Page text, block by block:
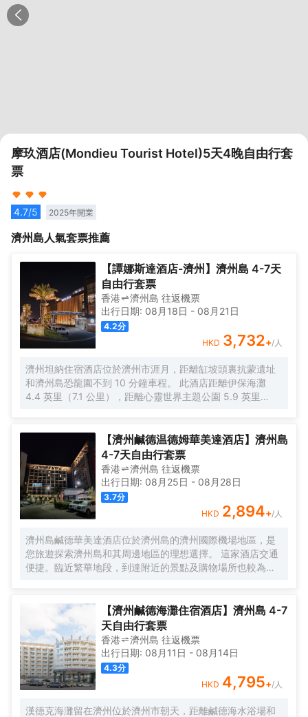
摩玖酒店(Mondieu Tourist Hotel)5天4晚自由行套
票
4.7/5 2025年開業
濟州島人氣套票推薦
【譚娜斯達酒店-濟州】濟州島 4-7天
自由行套票
香港 濟州島 往返機票
出行日期: 08月18日 - 08月21日
4.2分
HKD 3,732+/人
濟州坦納住宿酒店位於濟州市涯月，距離缸坡頭裏抗蒙遺址
和濟州島恐龍園不到 10 分鐘車程。 此酒店距離伊保海灘
4.4 英里（7.1 公里），距離心靈世界主題公園 5.9 英里
您可以到Cuore享用一頓美餐，或者去酒店的咖啡館吃些點
心。每天 7:00 至 9:30 提供收費的自助式早餐。 特色服務/
設施包括免費高速有線上網、電腦站點和行李寄存。酒店提
供免費自助停車。 有 116 間客房提供冰箱和平板電視；您定
能在旅途中找到家的舒適。提供免費有線和無線上網，方便
您與朋友保持聯繫；另提供有線頻道，可滿足您的娛樂需
求。配備淋浴設施的私人浴室提供坐浴桶和吹風機。便利設
施包括電話，以及保險箱和電熱水壺。
【濟州鹹德温德姆華美達酒店】濟州島
4-7天自由行套票
香港 濟州島 往返機票
出行日期: 08月25日 - 08月28日
3.7分
HKD 2,894+/人
濟州島鹹德華美達酒店位於濟州島的濟州國際機場地區，是
您旅遊探索濟州島和其周邊地區的理想選擇。 這家酒店交通
便捷。臨近繁華地段，到達附近的景點及購物場所也較為便
公共休息室/電視室, 免費有線網絡，免費無線網絡, 會議設
施, 行李存放服務, 餐廳。酒店還提供高級房，家庭房等舒適
便利的房型可供選擇。 酒店約有300多間房間，大部分客房
都配有暖氣, 無線上網（免費）, 洗衣機, 電話，電視機，再講
究的客人也能感受到酒店服務的誠意與品質。 除此之外，酒
店各種娛樂設施一定會讓您在留宿期間享受更多樂趣。 專業
的服務與豐富的特色活動盡在濟州島鹹德華美達酒店。
【濟州鹹德海灘住宿酒店】濟州島 4-7
天自由行套票
香港 濟州島 往返機票
出行日期: 08月11日 - 08月14日
4.3分
HKD 4,795+/人
漢德克海灘留在濟州位於濟州市朝天，距離鹹德海水浴場和